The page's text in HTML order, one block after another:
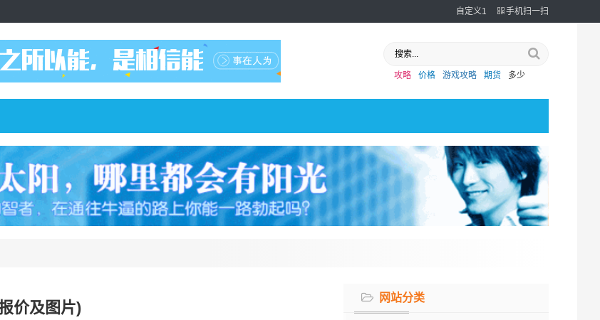
自定义1 手机扫一扫
攻略 价格 游戏攻略 期货 多少
网站分类
价及图片)